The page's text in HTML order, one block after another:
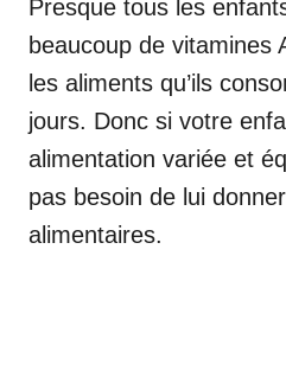
Presque tous les
beaucoup de vitamines
les aliments qu’ils
jours. Donc si votre
alimentation variée et
pas besoin de lui
alimentaires.